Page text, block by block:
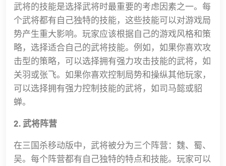
武将的技能是选择武将时最重要的考虑因素之一。每
个武将都有自己独特的技能，这些技能可以对游戏局
势产生重大影响。玩家应该根据自己的游戏风格和策
略，选择适合自己的武将技能。例如，如果你喜欢攻
击型的策略，可以选择拥有强力攻击技能的武将，如
关羽或张飞。如果你喜欢控制局势和操纵其他玩家，
可以选择拥有强力控制技能的武将，如司马懿或貂
蝉。
2. 武将阵营
在三国杀移动版中，武将被分为三个阵营：魏、蜀、
吴。每个阵营都有自己独特的特点和技能。玩家可以